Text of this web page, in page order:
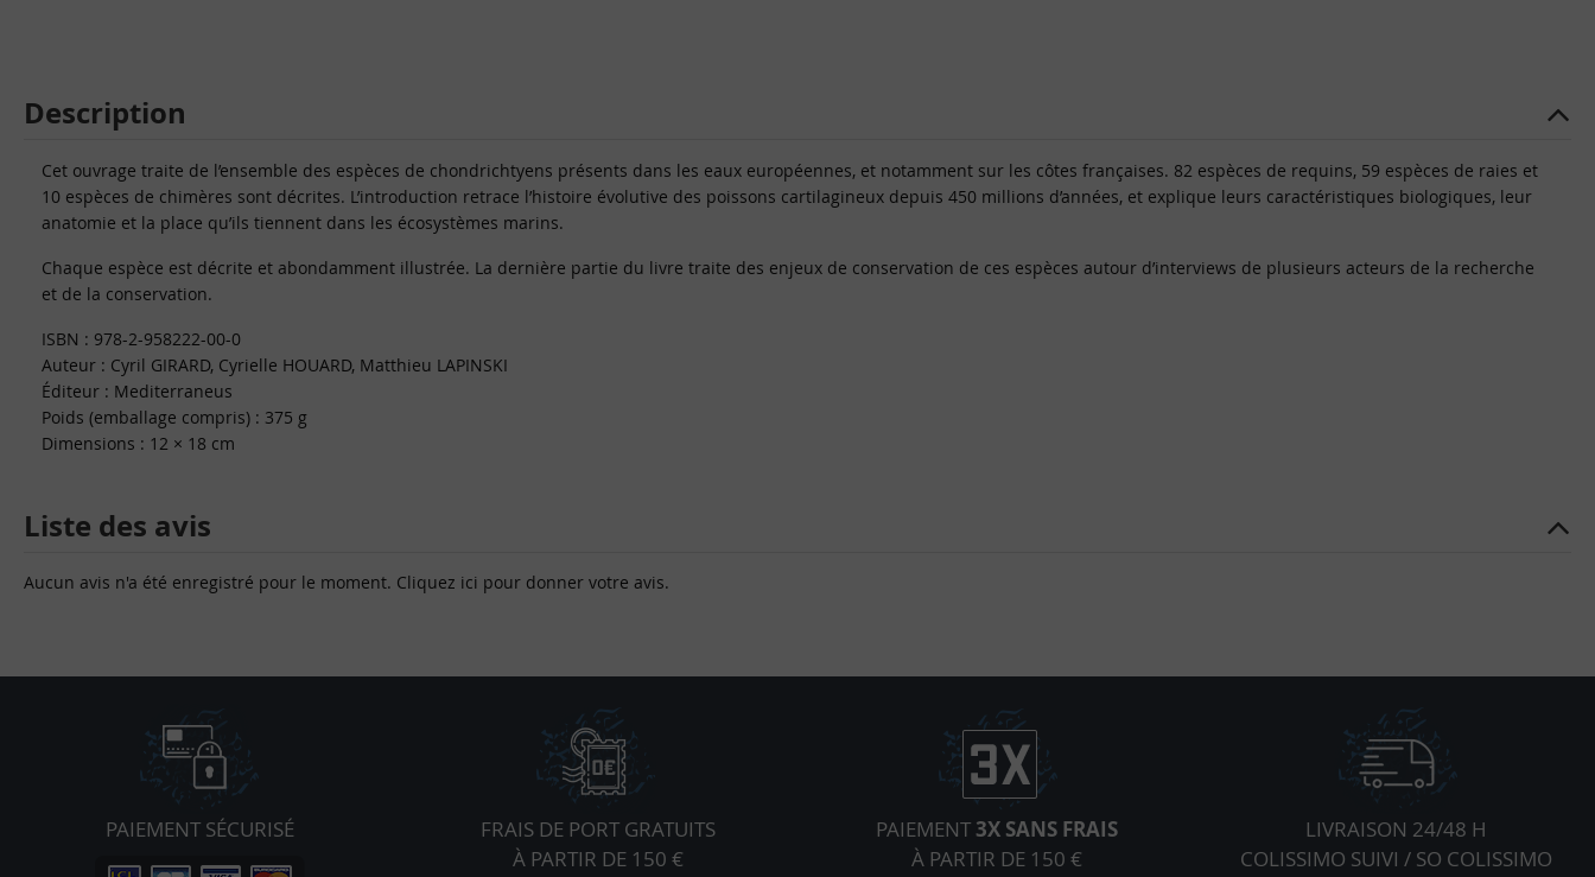
Description
Cet ouvrage traite de l’ensemble des espèces de chondrichtyens présents dans les eaux européennes, et notamment sur les côtes françaises. 82 espèces de requins, 59 espèces de raies et
10 espèces de chimères sont décrites. L’introduction retrace l’histoire évolutive des poissons cartilagineux depuis 450 millions d’années, et explique leurs caractéristiques biologiques, leur
anatomie et la place qu’ils tiennent dans les écosystèmes marins.
Chaque espèce est décrite et abondamment illustrée. La dernière partie du livre traite des enjeux de conservation de ces espèces autour d’interviews de plusieurs acteurs de la recherche
et de la conservation.
ISBN : 978-2-958222-00-0
Auteur : Cyril GIRARD, Cyrielle HOUARD, Matthieu LAPINSKI
Éditeur : Mediterraneus
Poids (emballage compris) : 375 g
Dimensions : 12 × 18 cm
Liste des avis
Aucun avis n'a été enregistré pour le moment. Cliquez ici pour donner votre avis.
PAIEMENT SÉCURISÉ
FRAIS DE PORT GRATUITS
À PARTIR DE 150 €
PAIEMENT3X SANS FRAIS
À PARTIR DE 150 €
LIVRAISON 24/48 H
COLISSIMO SUIVI / SO COLISSIMO